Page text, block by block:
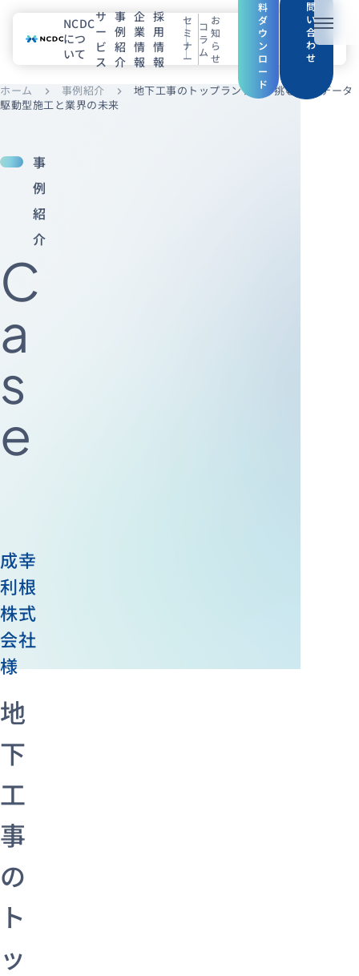
メニュ
NCDCについて
サービス
事例紹介
採用情報
セミナー
エンジニアブログ（Zenn）
お役立ち情報（PJ Insight）
NCDC
につ
いて
サ
ー
ビ
ス
事
例
紹
介
企
業
情
報
採
用
情
報
セ
ミ
ナ
ー
コ
ラ
ム
お
知
ら
せ
料
ダ
ウ
ン
ロ
ー
ド
問
い
合
わ
せ
ホーム chevron_right 事例紹介 chevron_right
地下工事のトップランナーが挑むDX データ
駆動型施工と業界の未来
事
例
紹
介
C
a
s
e
成幸
利根
株式
会社
様
地
下
工
事
の
ト
ッ